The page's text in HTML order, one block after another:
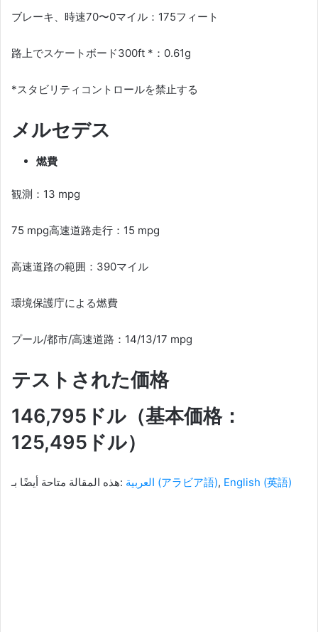
ブレーキ、時速70〜0マイル：175フィート
路上でスケートボード300ft *：0.61g
*スタビリティコントロールを禁止する
メルセデス
燃費
観測：13 mpg
75 mpg高速道路走行：15 mpg
高速道路の範囲：390マイル
環境保護庁による燃費
プール/都市/高速道路：14/13/17 mpg
テストされた価格
146,795ドル（基本価格：
125,495ドル）
هذه المقالة متاحة أيضًا بـ: العربية (アラビア語) English (英語)